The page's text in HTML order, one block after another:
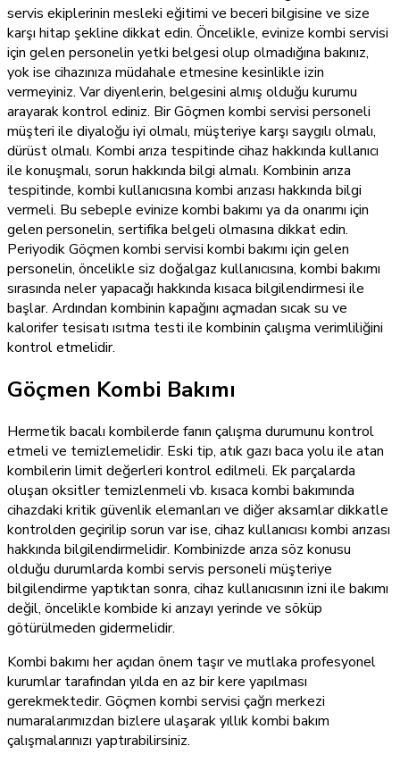
servis ekiplerinin mesleki eğitimi ve beceri bilgisine ve size
karşı hitap şekline dikkat edin. Öncelikle, evinize kombi servisi
için gelen personelin yetki belgesi olup olmadığına bakınız,
yok ise cihazınıza müdahale etmesine kesinlikle izin
vermeyiniz. Var diyenlerin, belgesini almış olduğu kurumu
arayarak kontrol ediniz. Bir Göçmen kombi servisi personeli
müşteri ile diyaloğu iyi olmalı, müşteriye karşı saygılı olmalı,
dürüst olmalı. Kombi arıza tespitinde cihaz hakkında kullanıcı
ile konuşmalı, sorun hakkında bilgi almalı. Kombinin arıza
tespitinde, kombi kullanıcısına kombi arızası hakkında bilgi
vermeli. Bu sebeple evinize kombi bakımı ya da onarımı için
gelen personelin, sertifika belgeli olmasına dikkat edin.
Periyodik Göçmen kombi servisi kombi bakımı için gelen
personelin, öncelikle siz doğalgaz kullanıcısına, kombi bakımı
sırasında neler yapacağı hakkında kısaca bilgilendirmesi ile
başlar. Ardından kombinin kapağını açmadan sıcak su ve
kalorifer tesisatı ısıtma testi ile kombinin çalışma verimliliğini
kontrol etmelidir.
Göçmen Kombi Bakımı
Hermetik bacalı kombilerde fanın çalışma durumunu kontrol
etmeli ve temizlemelidir. Eski tip, atık gazı baca yolu ile atan
kombilerin limit değerleri kontrol edilmeli. Ek parçalarda
oluşan oksitler temizlenmeli vb. kısaca kombi bakımında
cihazdaki kritik güvenlik elemanları ve diğer aksamlar dikkatle
kontrolden geçirilip sorun var ise, cihaz kullanıcısı kombi arızası
hakkında bilgilendirmelidir. Kombinizde arıza söz konusu
olduğu durumlarda kombi servis personeli müşteriye
bilgilendirme yaptıktan sonra, cihaz kullanıcısının izni ile bakımı
değil, öncelikle kombide ki arızayı yerinde ve söküp
götürülmeden gidermelidir.
Kombi bakımı her açıdan önem taşır ve mutlaka profesyonel
kurumlar tarafından yılda en az bir kere yapılması
gerekmektedir. Göçmen kombi servisi çağrı merkezi
numaralarımızdan bizlere ulaşarak yıllık kombi bakım
çalışmalarınızı yaptırabilirsiniz.